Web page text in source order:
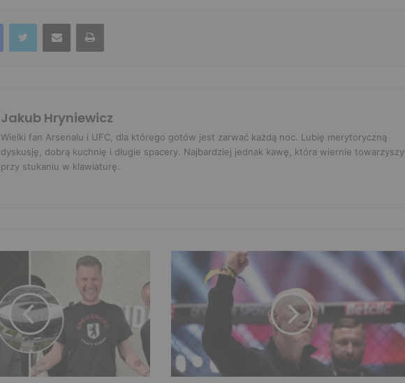
FacebookTwitter Udostępnij przez e-mail Drukuj
Jakub Hryniewicz
Wielki fan Arsenalu i UFC, dla którego gotów jest zarwać każdą noc. Lubię merytoryczną
dyskusję, dobrą kuchnię i długie spacery. Najbardziej jednak kawę, która wiernie towarzyszy
przy stukaniu w klawiaturę.